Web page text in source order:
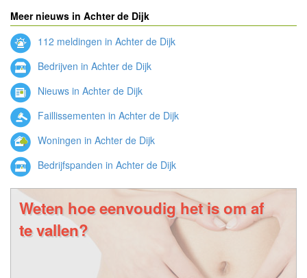
Meer nieuws in Achter de Dijk
112 meldingen in Achter de Dijk
Bedrijven in Achter de Dijk
Nieuws in Achter de Dijk
Faillissementen in Achter de Dijk
Woningen in Achter de Dijk
Bedrijfspanden in Achter de Dijk
Weten hoe eenvoudig het is om af
te vallen?